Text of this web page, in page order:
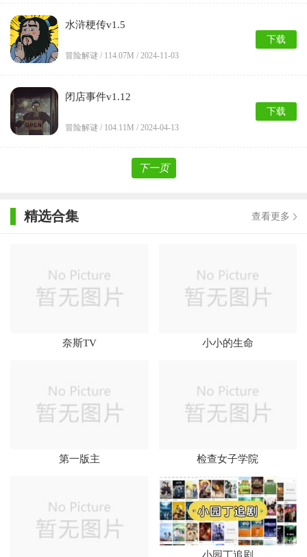
水浒梗传v1.5
冒险解谜 / 114.07M / 2024-11-03
下载
闭店事件v1.12
冒险解谜 / 104.11M / 2024-04-13
下载
下一页
精选合集 查看更多
奈斯TV 小小的生命
第一版主 检查女子学院
小园丁追剧